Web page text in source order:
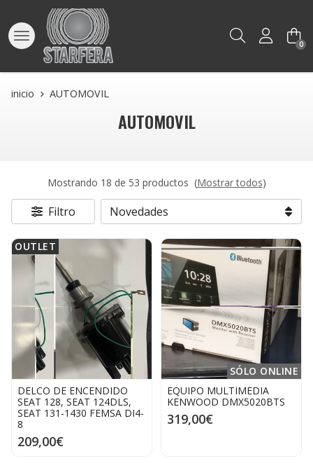
Buscar 0
inicio AUTOMOVIL
AUTOMOVIL
Mostrando 18 de 53 productos (Mostrar todos)
Filtro
OUTLET
DELCO DE ENCENDIDO
SEAT 128, SEAT 124DLS,
SEAT 131-1430 FEMSA DI4-
8
209,00€
SÓLO ONLINE
EQUIPO MULTIMEDIA
KENWOOD DMX5020BTS
319,00€